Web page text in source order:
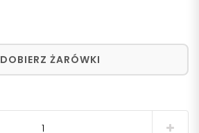
DOBIERZ ŻARÓWKI